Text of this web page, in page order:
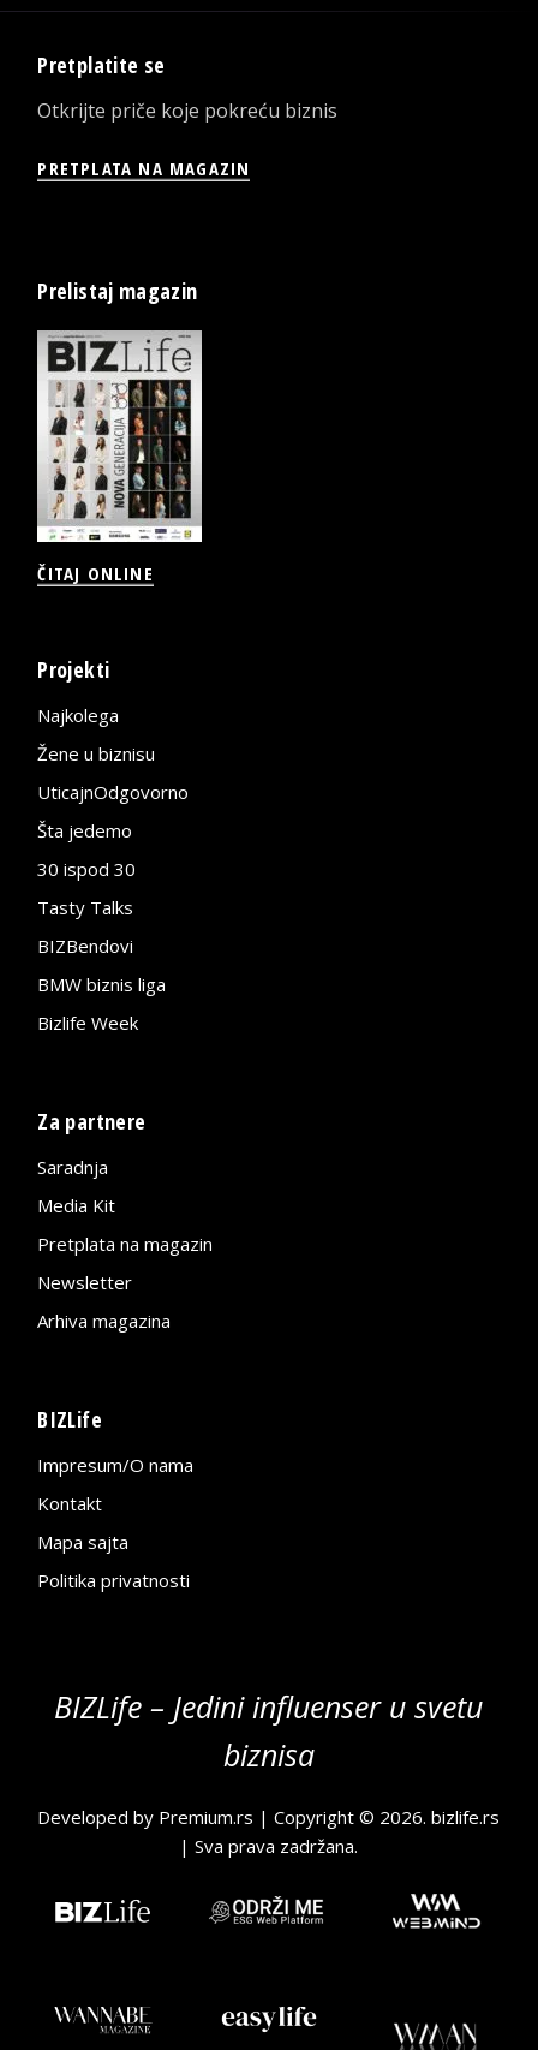
Pretplatite se
Otkrijte priče koje pokreću biznis
PRETPLATA NA MAGAZIN
Prelistaj magazin
ČITAJ ONLINE
Projekti
Najkolega
Žene u biznisu
UticajnOdgovorno
Šta jedemo
30 ispod 30
Tasty Talks
BIZBendovi
BMW biznis liga
Bizlife Week
Za partnere
Saradnja
Media Kit
Pretplata na magazin
Newsletter
Arhiva magazina
BIZLife
Impresum/O nama
Kontakt
Mapa sajta
Politika privatnosti
BIZLife – Jedini influenser u svetu
biznisa
Developed by Premium.rs | Copyright © 2026.bizlife.rs
| Sva prava zadržana.